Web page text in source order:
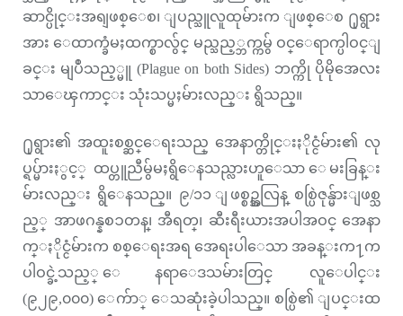
ဆာင္ပိုင္းအရျဖစ္ေစ၊ ျပည္သူလူထုမ်ားက ျဖစ္ေစ ႐ုရွား
အား ေထာက္ခံမႈထက္စာလွ်င္ မည္သည့္ဘက္ကမွ် ဝင္ေရာက္ပါဝင္ျ
ခင္း မျပဳသည့္မူ (Plague on both Sides) ဘက္ကို ပိုမိုအေလး
သာေၾကာင္း သုံးသပ္မႈမ်ားလည္း ရွိသည္။
႐ုရွား၏ အထူးစစ္ဆင္ေရးသည္ အေနာက္တိုင္းႏိုင္ငံမ်ား၏ လု
ပ္ရပ္မ်ားႏွင့္ ထပ္တူညီမွ်မႈရွိေနသည္လားဟူေသာ ေမးခြန္း
မ်ားလည္း ရွိေနသည္။ ၉/၁၁ ျဖစ္စဥ္အလြန္ စစ္ပြဲဇုန္မ်ားျဖစ္သ
ည့္ အာဖဂန္နစၥတန္၊ အီရတ္၊ ဆီးရီးယားအပါအဝင္ အေနာ
က္ႏိုင္ငံမ်ားက စစ္ေရးအရ အေရးပါေသာ အခန္းက႑က
ပါဝင္ခဲ့သည့္ ေနရာေဒသမ်ားတြင္ လူေပါင္း
(၉၂၉,၀၀၀) ေက်ာ္ ေသဆုံးခဲ့ပါသည္။ စစ္ပြဲ၏ ျပင္းထ